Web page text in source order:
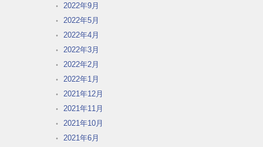
2022年9月
2022年5月
2022年4月
2022年3月
2022年2月
2022年1月
2021年12月
2021年11月
2021年10月
2021年6月